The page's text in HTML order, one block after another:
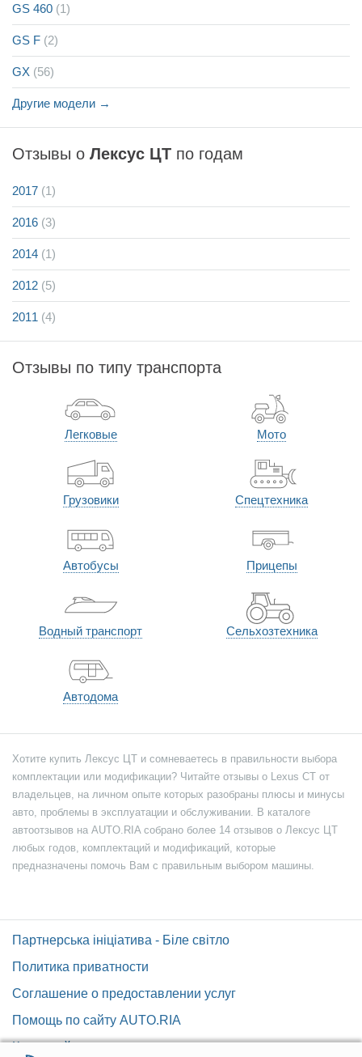
GS 460 (1)
GS F (2)
GX (56)
Другие модели →
Отзывы о Лексус ЦТ по годам
2017 (1)
2016 (3)
2014 (1)
2012 (5)
2011 (4)
Отзывы по типу транспорта
Легковые Мото
Грузовики Спецтехника
Автобусы Прицепы
Водный транспорт Сельхозтехника
Автодома
Хотите купить Лексус ЦТ и сомневаетесь в правильности выбора
комплектации или модификации? Читайте отзывы о Lexus CT от
владельцев, на личном опыте которых разобраны плюсы и минусы
авто, проблемы в эксплуатации и обслуживании. В каталоге
автоотзывов на AUTO.RIA собрано более 14 отзывов о Лексус ЦТ
любых годов, комплектаций и модификаций, которые
предназначены помочь Вам с правильным выбором машины.
Партнерська ініціатива - Біле світло
Политика приватности
Соглашение о предоставлении услуг
Помощь по сайту AUTO.RIA
Карта сайта